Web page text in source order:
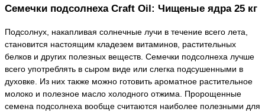
Семечки подсолнеха Craft Oil: Чищеные ядра 25 кг
Подсолнух, накапливая солнечные лучи в течение всего лета,
становится настоящим кладезем витаминов, растительных
белков и других полезных веществ. Семечки подсолнеха лучше
всего употреблять в сыром виде или слегка подсушенными в
духовке. Из них также можно готовить ароматное растительное
молоко и полезное масло холодного отжима. Пророщенные
семена подсолнеха вообще считаются наиболее полезными для